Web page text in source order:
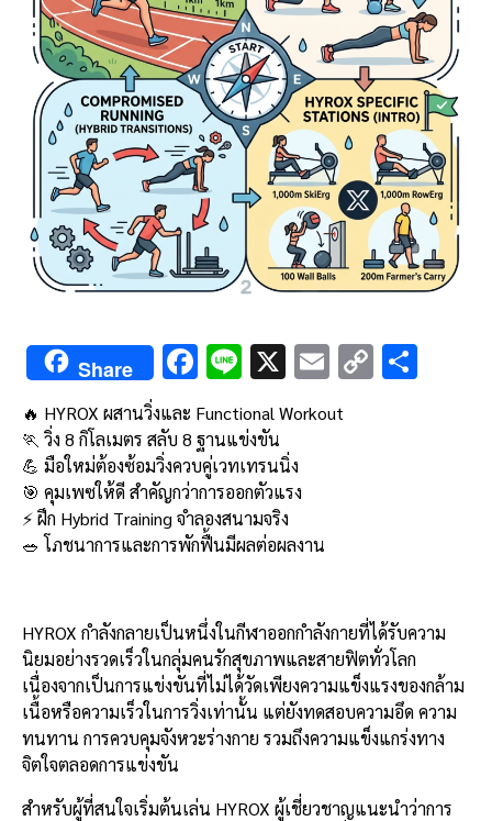
Share F
ac
e
b
o
o
Li
e
X E
m
ai
C
🔥 HYROX ผสานวิ่งและ Functional Workout
🏃 วิ่ง 8 กิโลเมตร สลับ 8 ฐานแข่งขัน
💪 มือใหม่ต้องซ้อมวิ่งควบคู่เวทเทรนนิ่ง
🎯 คุมเพซให้ดี สำคัญกว่าการออกตัวแรง
⚡ ฝึก Hybrid Training จำลองสนามจริง
🥗 โภชนาการและการพักฟื้นมีผลต่อผลงาน
HYROX กำลังกลายเป็นหนึ่งในกีฬาออกกำลังกายที่ได้รับความ
นิยมอย่างรวดเร็วในกลุ่มคนรักสุขภาพและสายฟิตทั่วโลก
เนื่องจากเป็นการแข่งขันที่ไม่ได้วัดเพียงความแข็งแรงของกล้าม
เนื้อหรือความเร็วในการวิ่งเท่านั้น แต่ยังทดสอบความอึด ความ
ทนทาน การควบคุมจังหวะร่างกาย รวมถึงความแข็งแกร่งทาง
จิตใจตลอดการแข่งขัน
สำหรับผู้ที่สนใจเริ่มต้นเล่น HYROX ผู้เชี่ยวชาญแนะนำว่าการ